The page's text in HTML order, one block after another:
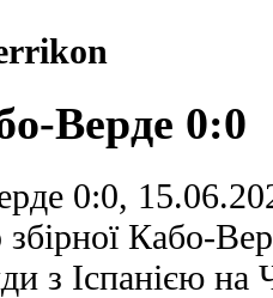
Верде 0:0
0:0,
Кабо-
з Іспанією